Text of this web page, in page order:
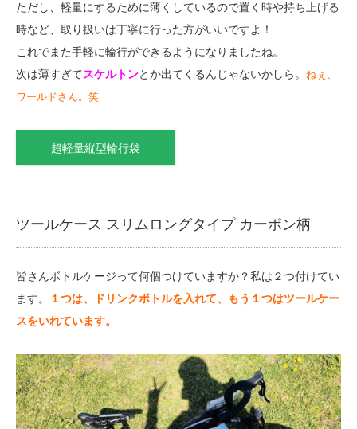
ただし、軽量にするために薄くしているので置く時や持ち上げる
時など、取り扱いは丁寧に行った方がいいですよ！
これでまた手軽に輪行ができるようになりましたね。
次は薄すぎてスケルトンとか出てくるんじゃないかしら。 ねぇ、
ワールドさん。笑
超軽量縦型輪行袋
ツールケース スリムロングタイプ カーボン柄
皆さんボトルケージって何個つけていますか？私は２つ付けてい
ます。
１つは、ドリンクボトルを入れて、もう１つはツールケー
スをいれています。